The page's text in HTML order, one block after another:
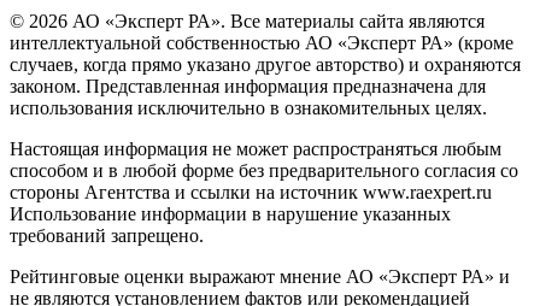
© 2026 АО «Эксперт РА». Все материалы сайта являются
интеллектуальной собственностью АО «Эксперт РА» (кроме
случаев, когда прямо указано другое авторство) и охраняются
законом. Представленная информация предназначена для
использования исключительно в ознакомительных целях.
Настоящая информация не может распространяться любым
способом и в любой форме без предварительного согласия со
стороны Агентства и ссылки на источник www.raexpert.ru
Использование информации в нарушение указанных
требований запрещено.
Рейтинговые оценки выражают мнение АО «Эксперт РА» и
не являются установлением фактов или рекомендацией